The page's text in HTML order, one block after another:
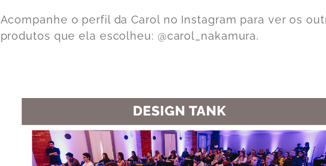
Acompanhe o perfil da Carol no Instagram para ver os
produtos que ela escolheu: @carol_nakamura.